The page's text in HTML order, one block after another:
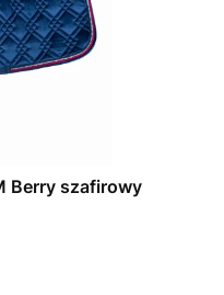
Berry szafirowy